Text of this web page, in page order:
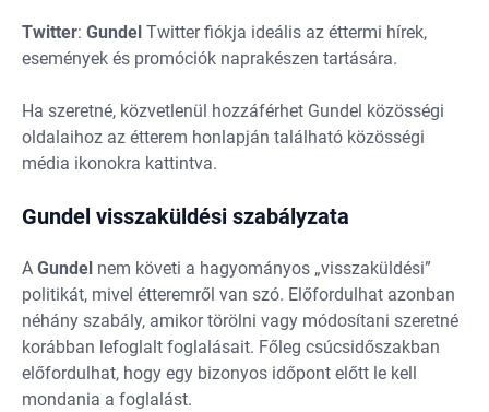
Twitter: Gundel Twitter fiókja ideális az éttermi hírek,
események és promóciók naprakészen tartására.
Ha szeretné, közvetlenül hozzáférhet Gundel közösségi
oldalaihoz az étterem honlapján található közösségi
média ikonokra kattintva.
Gundel visszaküldési szabályzata
A Gundel nem követi a hagyományos „visszaküldési”
politikát, mivel étteremről van szó. Előfordulhat azonban
néhány szabály, amikor törölni vagy módosítani szeretné
korábban lefoglalt foglalásait. Főleg csúcsidőszakban
előfordulhat, hogy egy bizonyos időpont előtt le kell
mondania a foglalást.